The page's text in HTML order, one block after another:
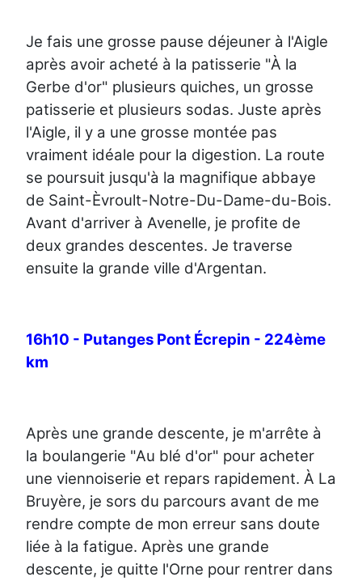
Je fais une grosse pause déjeuner à l'Aigle
après avoir acheté à la patisserie "À la
Gerbe d'or" plusieurs quiches, un grosse
patisserie et plusieurs sodas. Juste après
l'Aigle, il y a une grosse montée pas
vraiment idéale pour la digestion. La route
se poursuit jusqu'à la magnifique abbaye
de Saint-Èvroult-Notre-Du-Dame-du-Bois.
Avant d'arriver à Avenelle, je profite de
deux grandes descentes. Je traverse
ensuite la grande ville d'Argentan.
16h10 - Putanges Pont Écrepin - 224ème
km
Après une grande descente, je m'arrête à
la boulangerie "Au blé d'or" pour acheter
une viennoiserie et repars rapidement. À La
Bruyère, je sors du parcours avant de me
rendre compte de mon erreur sans doute
liée à la fatigue. Après une grande
descente, je quitte l'Orne pour rentrer dans